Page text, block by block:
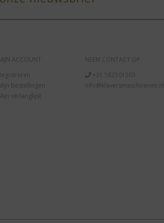
ACCOUNT
bestellingen
verlanglijst
NEEM CONTACT OP
+31 582501503
info@klaversmaschoenen.nl